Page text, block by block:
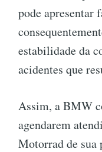
pode apresentar
estabilidade da
acidentes que
Assim, a BMW
agendarem
Motorrad de sua